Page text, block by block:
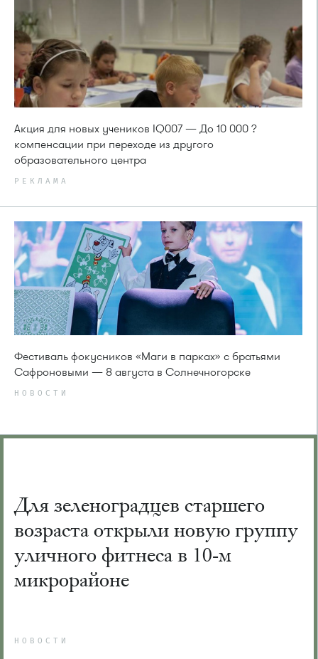
Акция для новых учеников IQ007 — До 10 000 ?
компенсации при переходе из другого
образовательного центра
РЕКЛАМА
Фестиваль фокусников «Маги в парках» с братьями
Сафроновыми — 8 августа в Солнечногорске
НОВОСТИ
Для зеленоградцев старшего
возраста открыли новую группу
уличного фитнеса в 10-м
микрорайоне
НОВОСТИ